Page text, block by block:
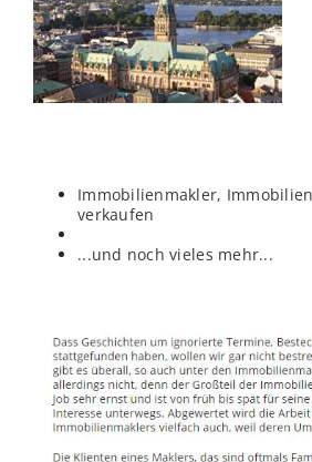
Immobilienmakler,
verkaufen
...und noch vieles mehr...